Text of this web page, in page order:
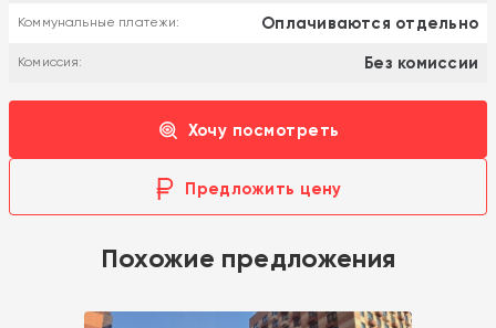
Коммунальные платежи: Оплачиваются отдельно
Комиссия: Без комиссии
Хочу посмотреть
Предложить цену
Похожие предложения